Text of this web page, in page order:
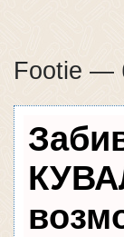
Footie —